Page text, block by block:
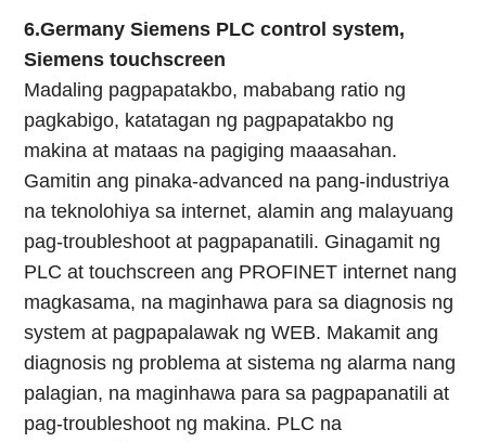
6.Germany Siemens PLC control system,
Siemens touchscreen
Madaling pagpapatakbo, mababang ratio ng
pagkabigo, katatagan ng pagpapatakbo ng
makina at mataas na pagiging maaasahan.
Gamitin ang pinaka-advanced na pang-industriya
na teknolohiya sa internet, alamin ang malayuang
pag-troubleshoot at pagpapanatili. Ginagamit ng
PLC at touchscreen ang PROFINET internet nang
magkasama, na maginhawa para sa diagnosis ng
system at pagpapalawak ng WEB. Makamit ang
diagnosis ng problema at sistema ng alarma nang
palagian, na maginhawa para sa pagpapanatili at
pag-troubleshoot ng makina. PLC na